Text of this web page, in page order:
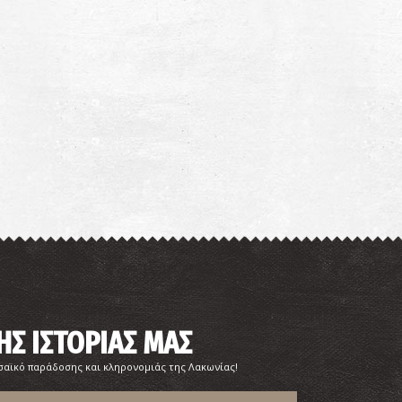
Νέο Οίτυλο
~1.9Km
ΙΣΤΟΡΙΑΣ ΜΑΣ
παράδοσης και κληρονομιάς της Λακωνίας!